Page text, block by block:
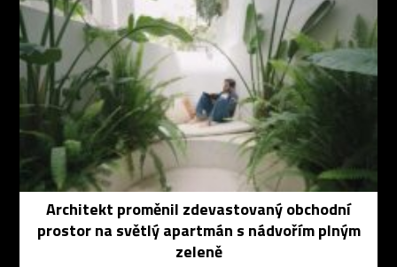
Architekt proměnil zdevastovaný obchodní
prostor na světlý apartmán s nádvořím plným
zeleně